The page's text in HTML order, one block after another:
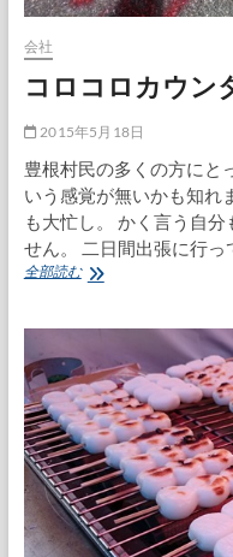
会社
コロコロカウン
2015年5月18日
豊根村民の多くの方にと
いう感覚が無いかも知れ
も大忙し。 かく言う自
せん。 二日間出張に行
全部読むコ
カ
ウ
ン
タ
ー